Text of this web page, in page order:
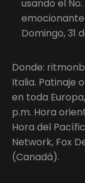
usando el
emocionante
Domingo, 31
Donde:
Italia. Patinaje
en toda
p.m. Hora
Hora del
Network, Fox
(Canadá).